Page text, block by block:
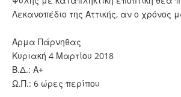
Λεκανοπέδιο της Αττικής, αν ο χρόνος
Άρμα Πάρνηθας
Κυριακή 4 Μαρτίου 2018
Β.Δ.: Α+
Ω.Π.: 6 ώρες περίπου